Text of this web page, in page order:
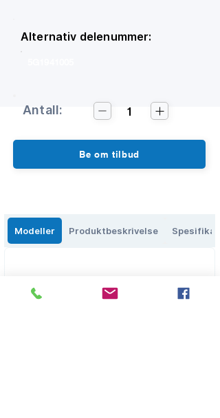
Alternativ delenummer:
Antall: 1
Be om tilbud
Modeller Produktbeskrivelse